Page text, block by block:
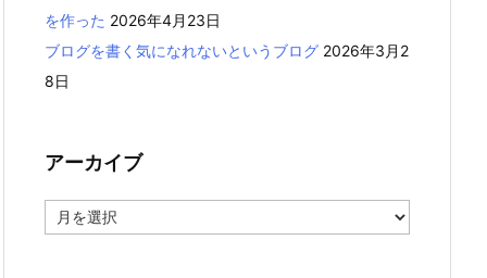
を作った 2026年4月23日
ブログを書く気になれないというブログ 2026年3月2
8日
アーカイブ
ー